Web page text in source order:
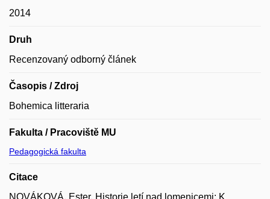
2014
Druh
Recenzovaný odborný článek
Časopis / Zdroj
Bohemica litteraria
Fakulta / Pracoviště MU
Pedagogická fakulta
Citace
NOVÁKOVÁ, Ester. Historie letí nad lomenicemi: K